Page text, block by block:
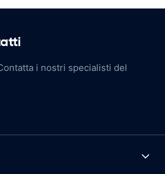
i nostri specialisti del